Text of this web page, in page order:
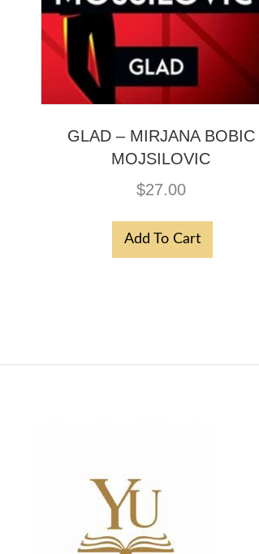
GLAD – MIRJANA BOBIC
MOJSILOVIC
$27.00
Add To Cart